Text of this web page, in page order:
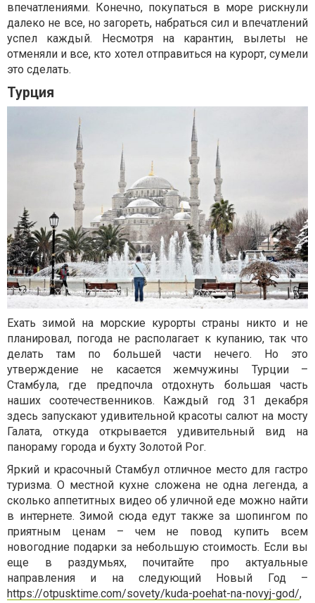
впечатлениями. Конечно, покупаться в море рискнули
далеко не все, но загореть, набраться сил и впечатлений
успел каждый. Несмотря на карантин, вылеты не
отменяли и все, кто хотел отправиться на курорт, сумели
это сделать.
Турция
Ехать зимой на морские курорты страны никто и не
планировал, погода не располагает к купанию, так что
делать там по большей части нечего. Но это
утверждение не касается жемчужины Турции –
Стамбула, где предпочла отдохнуть большая часть
наших соотечественников. Каждый год 31 декабря
здесь запускают удивительной красоты салют на мосту
Галата, откуда открывается удивительный вид на
панораму города и бухту Золотой Рог.
Яркий и красочный Стамбул отличное место для гастро
туризма. О местной кухне сложена не одна легенда, а
сколько аппетитных видео об уличной еде можно найти
в интернете. Зимой сюда едут также за шопингом по
приятным ценам – чем не повод купить всем
новогодние подарки за небольшую стоимость. Если вы
еще в раздумьях, почитайте про актуальные
направления и на следующий Новый Год –
https://otpusktime.com/sovety/kuda-poehat-na-novyj-god/,